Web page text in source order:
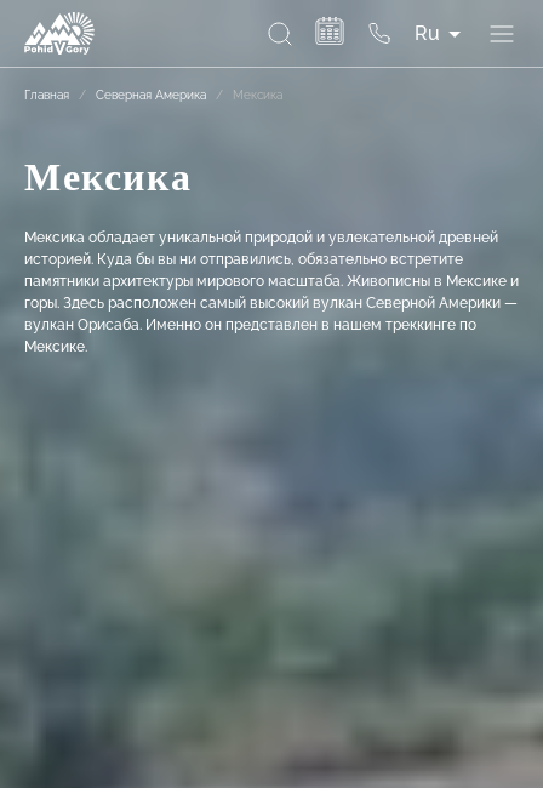
Ru
Главная / Северная Америка / Мексика
Мексика
Мексика обладает уникальной природой и увлекательной древней
историей. Куда бы вы ни отправились, обязательно встретите
памятники архитектуры мирового масштаба. Живописны в Мексике и
горы. Здесь расположен самый высокий вулкан Северной Америки —
вулкан Орисаба. Именно он представлен в нашем треккинге по
Мексике.